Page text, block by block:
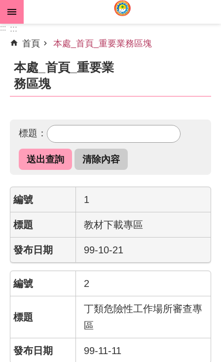
跳到主要內容區塊
進
搜
尋
公
告
資
機
關
介
紹
業
務
訊
上
服
務
::: :::
首頁
本處_首頁_重要業務區塊
本處_首頁_重要業
務區塊
標題：
1
教材下載專區
99-10-21
2
丁類危險性工作場所審查專
區
99-11-11